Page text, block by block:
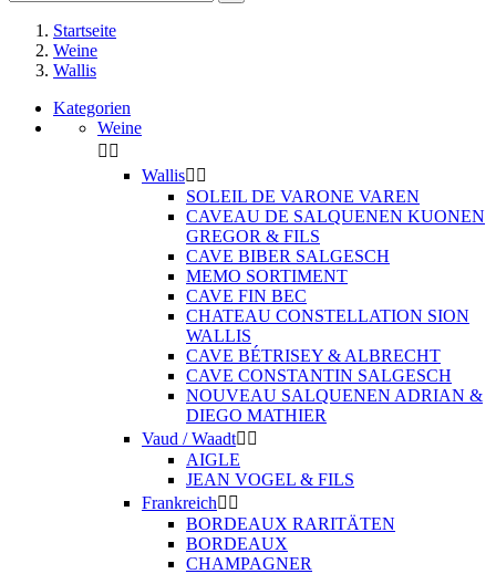
Startseite
Weine
Wallis
Kategorien
Weine
 
Wallis 
SOLEIL DE VARONE VAREN
CAVEAU DE SALQUENEN KUONEN
GREGOR & FILS
CAVE BIBER SALGESCH
MEMO SORTIMENT
CAVE FIN BEC
CHATEAU CONSTELLATION SION
WALLIS
CAVE BÉTRISEY & ALBRECHT
CAVE CONSTANTIN SALGESCH
NOUVEAU SALQUENEN ADRIAN &
DIEGO MATHIER
Vaud / Waadt 
AIGLE
JEAN VOGEL & FILS
Frankreich 
BORDEAUX RARITÄTEN
BORDEAUX
CHAMPAGNER